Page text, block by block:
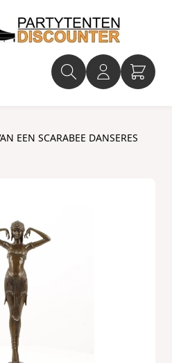
EEN SCARABEE DANSERES